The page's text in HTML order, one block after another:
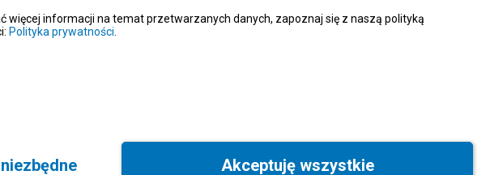
więcej informacji na temat przetwarzanych danych, zapoznaj się z naszą polityką
Polityka prywatności
Akceptuję wszystkie